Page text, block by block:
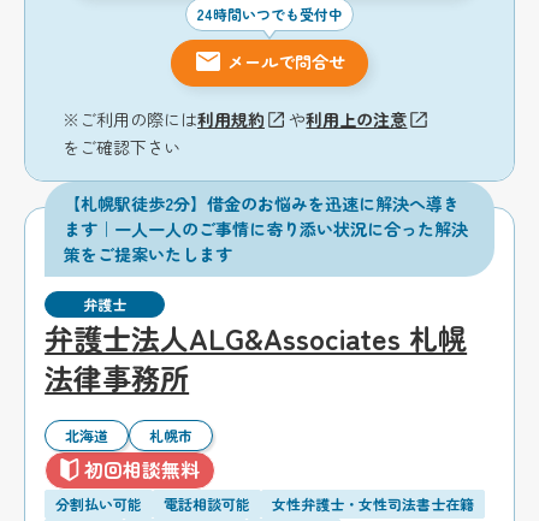
24時間いつでも受付中
メールで問合せ
※ご利用の際には利用規約 や利用上の注意
をご確認下さい
【札幌駅徒歩2分】借金のお悩みを迅速に解決へ導き
ます｜一人一人のご事情に寄り添い状況に合った解決
策をご提案いたします
弁護士
弁護士法人ALG&Associates 札幌
法律事務所
北海道 札幌市
初回相談無料
分割払い可能 電話相談可能
女性弁護士・女性司法書士在籍